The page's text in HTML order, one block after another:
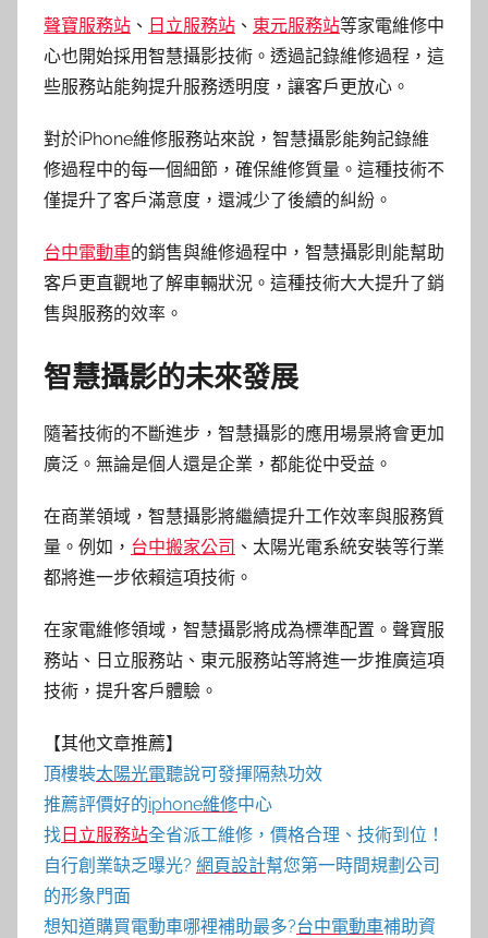
聲寶服務站 、 日立服務站 、 東元服務站等家電維修中
心也開始採用智慧攝影技術。透過記錄維修過程，這
些服務站能夠提升服務透明度，讓客戶更放心。
對於iPhone維修服務站來說，智慧攝影能夠記錄維
修過程中的每一個細節，確保維修質量。這種技術不
僅提升了客戶滿意度，還減少了後續的糾紛。
台中電動車的銷售與維修過程中，智慧攝影則能幫助
客戶更直觀地了解車輛狀況。這種技術大大提升了銷
售與服務的效率。
智慧攝影的未來發展
隨著技術的不斷進步，智慧攝影的應用場景將會更加
廣泛。無論是個人還是企業，都能從中受益。
在商業領域，智慧攝影將繼續提升工作效率與服務質
量。例如， 台中搬家公司 、太陽光電系統安裝等行業
都將進一步依賴這項技術。
在家電維修領域，智慧攝影將成為標準配置。聲寶服
務站、日立服務站、東元服務站等將進一步推廣這項
技術，提升客戶體驗。
【其他文章推薦】
頂樓裝太陽光電聽說可發揮隔熱功效
推薦評價好的iphone維修中心
找 日立服務站全省派工維修，價格合理、技術到位！
自行創業缺乏曝光? 網頁設計幫您第一時間規劃公司
的形象門面
想知道購買電動車哪裡補助最多?台中電動車補助資